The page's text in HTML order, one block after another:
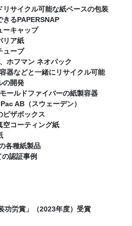
サイクル可能な紙ベースの包装
るPAPERSNAP
キャップ
ア紙
ーブ
フマン ネオパック
などと一緒にリサイクル可能
開発
ルドファイバーの紙製容器
AB（スウェーデン）
ザボックス
コーティング紙
種紙製品
認証事例
労賞」（2023年度）受賞